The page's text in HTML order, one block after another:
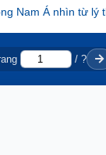
Nam Á nhìn từ lý